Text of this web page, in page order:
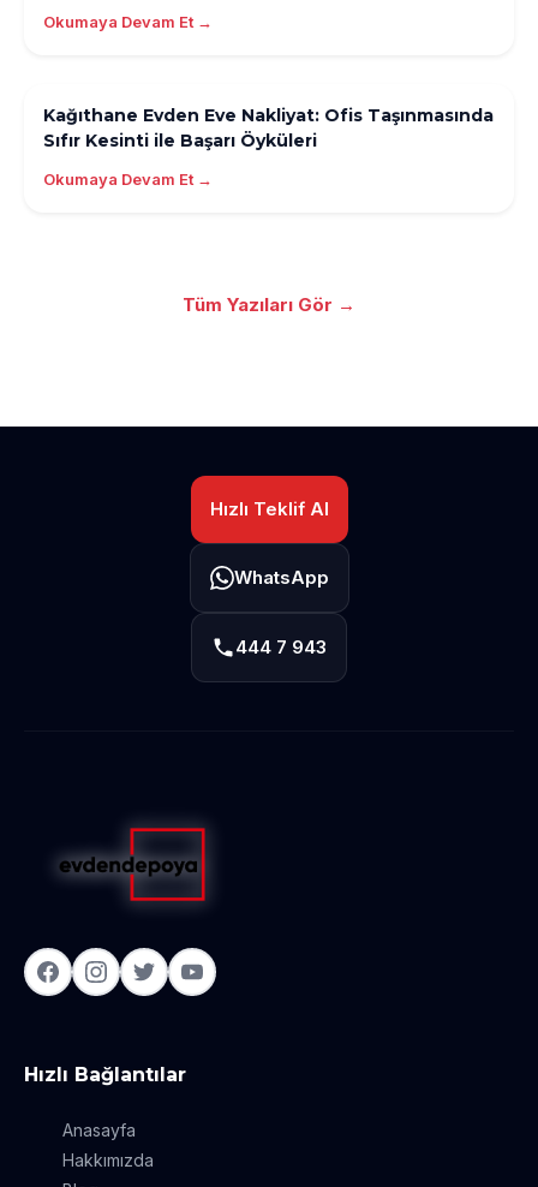
Okumaya Devam Et →
Kağıthane Evden Eve Nakliyat: Ofis Taşınmasında
Sıfır Kesinti ile Başarı Öyküleri
Okumaya Devam Et →
Tüm Yazıları Gör →
Hızlı Teklif Al
WhatsApp
444 7 943
Hızlı Bağlantılar
Anasayfa
Hakkımızda